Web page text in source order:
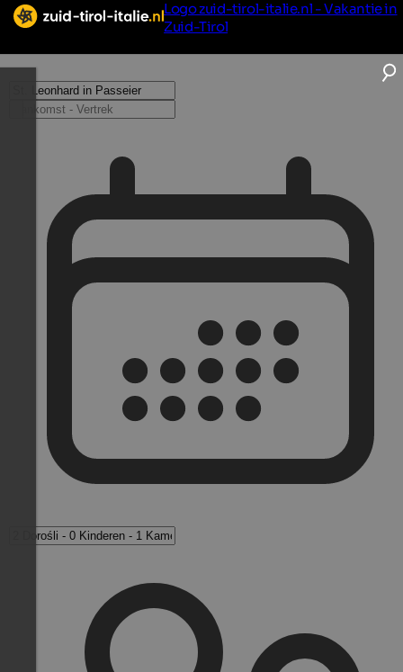
Logo zuid-tirol-italie.nl - Vakantie in
Zuid-Tirol